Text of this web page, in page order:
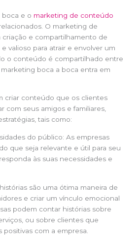
boca e o marketing de conteúdo
O marketing de
e compartilhamento de
valioso para atrair e envolver um
o conteúdo é compartilhado entre
boca a boca entra em
criar conteúdo que os clientes
com seus amigos e familiares,
tais como:
do público: As empresas
que seja relevante e útil para seu
às suas necessidades e
são uma ótima maneira de
e criar um vínculo emocional
podem contar histórias sobre
ou sobre clientes que
positivas com a empresa.